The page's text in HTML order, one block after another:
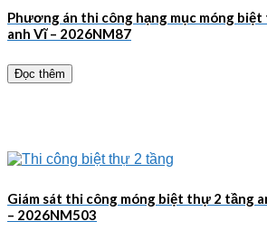
Phương án thi công hạng mục móng
anh Vĩ – 2026NM87
Đọc thêm
Giám sát thi công móng biệt thự 2 tầng
– 2026NM503